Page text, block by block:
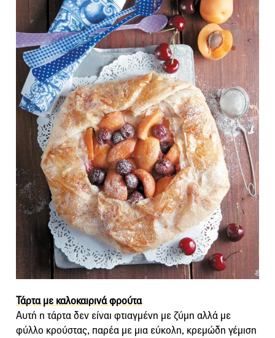
Τάρτα με καλοκαιρινά φρούτα
Αυτή η τάρτα δεν είναι φτιαγμένη με ζύμη αλλά με
φύλλο κρούστας, παρέα με μια εύκολη, κρεμώδη γέμιση